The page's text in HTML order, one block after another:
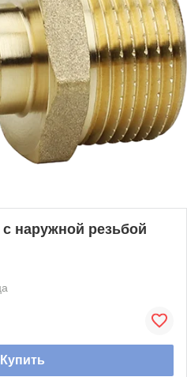
наружной резьбой
Купить